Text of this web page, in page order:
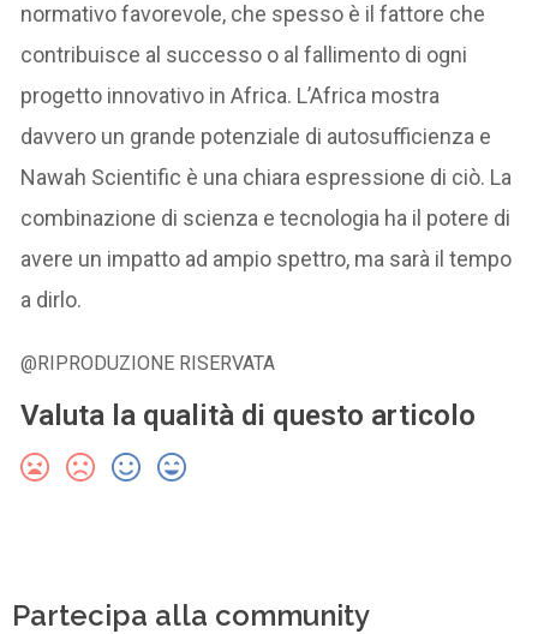
normativo favorevole, che spesso è il fattore che
contribuisce al successo o al fallimento di ogni
progetto innovativo in Africa. L’Africa mostra
davvero un grande potenziale di autosufficienza e
Nawah Scientific è una chiara espressione di ciò. La
combinazione di scienza e tecnologia ha il potere di
avere un impatto ad ampio spettro, ma sarà il tempo
a dirlo.
@RIPRODUZIONE RISERVATA
Valuta la qualità di questo articolo
Partecipa alla community